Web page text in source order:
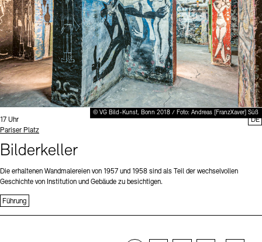
© VG Bild-Kunst, Bonn 2018 / Foto: Andreas [FranzXaver] Süß
Uhrzeit:
17 Uhr
Standort
Pariser Platz
Bilderkeller
Die erhaltenen Wandmalereien von 1957 und 1958 sind als Teil der wechselvollen
Geschichte von Institution und Gebäude zu besichtigen.
Führung
DE